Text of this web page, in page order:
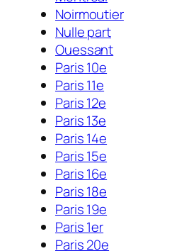
Noirmoutier
Nulle part
Ouessant
Paris 10e
Paris 11e
Paris 12e
Paris 13e
Paris 14e
Paris 15e
Paris 16e
Paris 18e
Paris 19e
Paris 1er
Paris 20e